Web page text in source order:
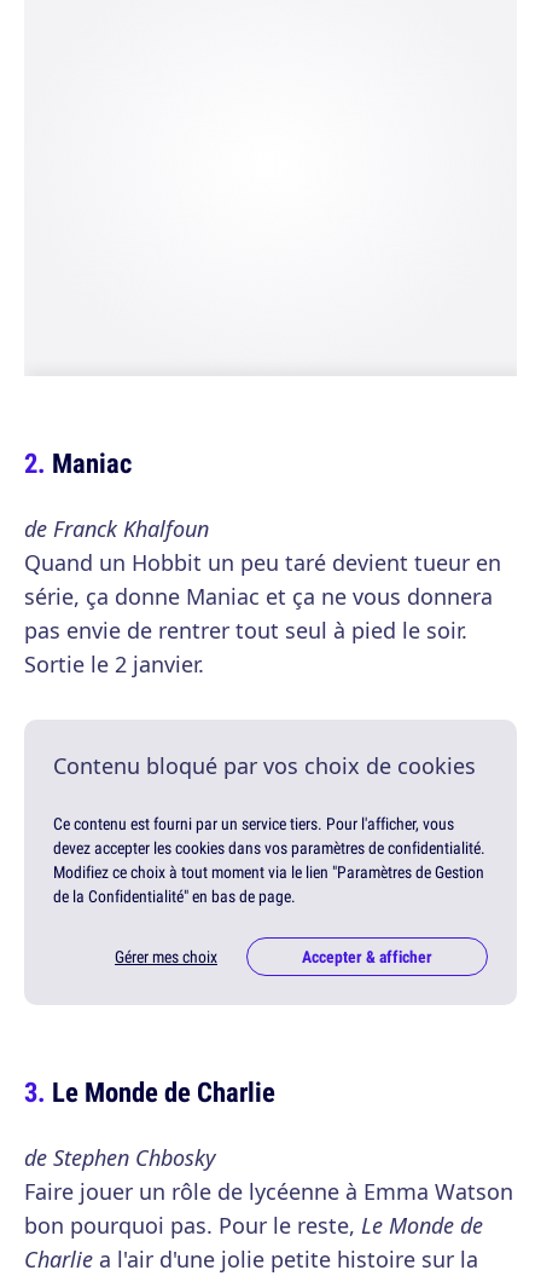
Maniac
de Franck Khalfoun
Quand un Hobbit un peu taré devient tueur en
série, ça donne Maniac et ça ne vous donnera
pas envie de rentrer tout seul à pied le soir.
Sortie le 2 janvier.
Contenu bloqué par vos choix de cookies
Ce contenu est fourni par un service tiers. Pour l'afficher, vous
devez accepter les cookies dans vos paramètres de confidentialité.
Modifiez ce choix à tout moment via le lien "Paramètres de Gestion
de la Confidentialité" en bas de page.
Gérer mes choix Accepter & afficher
Le Monde de Charlie
de Stephen Chbosky
Faire jouer un rôle de lycéenne à Emma Watson
bon pourquoi pas. Pour le reste, Le Monde de
Charlie a l'air d'une jolie petite histoire sur la